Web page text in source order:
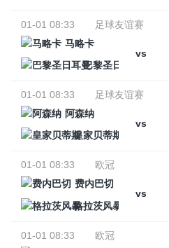
01-01 08:33
足球友谊赛
马略卡
vs
巴黎圣日耳曼
01-01 08:33
足球友谊赛
阿森纳
vs
皇家贝蒂斯
01-01 08:33
欧冠
费内巴切
vs
格拉茨风暴
01-01 08:33
欧冠